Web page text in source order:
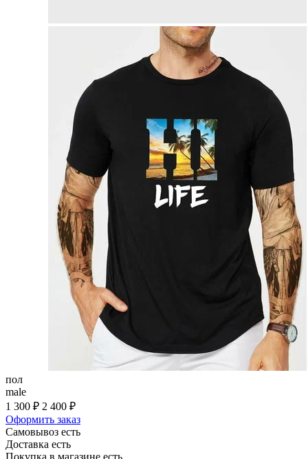
пол
male
1 300 ₽ 2 400 ₽
Оформить заказ
Самовывоз есть
Доставка есть
Покупка в магазине есть